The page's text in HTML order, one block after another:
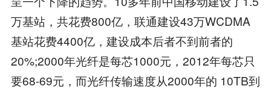
万基站，共花费800亿，联通建设43万WCDMA
基站花费4400亿，建设成本后者不到前者的
20%;2000年光纤是每芯1000元，2012年每芯只
要68-69元，而光纤传输速度从2000年的 10TB到